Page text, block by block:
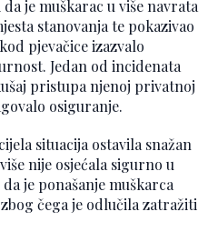
je muškarac u više navrata
stanovanja te pokazivao
pjevačice izazvalo
Jedan od incidenata
pristupa njenoj privatnoj
osiguranje.
situacija ostavila snažan
nije osjećala sigurno u
je ponašanje muškarca
čega je odlučila zatražiti